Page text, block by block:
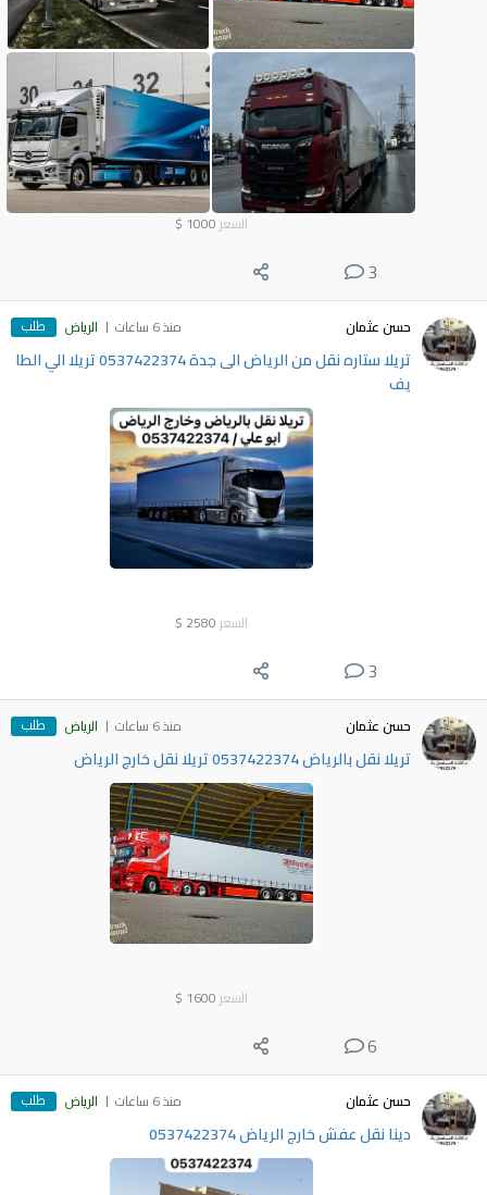
السعر 1000
$
3
حسن عثمان منذ 6 ساعات الرياض طلب
تريلا ستاره نقل من الرياض الى جدة 0537422374 تريلا الي الطا
يف
السعر 2580
$
3
حسن عثمان منذ 6 ساعات الرياض طلب
تريلا نقل بالرياض 0537422374 تريلا نقل خارج الرياض
السعر 1600
$
6
حسن عثمان منذ 6 ساعات الرياض طلب
دينا نقل عفش خارج الرياض 0537422374